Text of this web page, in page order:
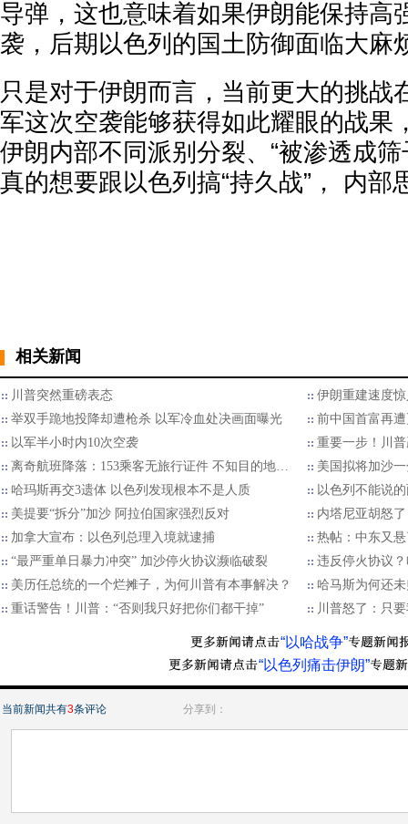
导弹，这也意味着如果伊朗能保持高
袭，后期以色列的国土防御面临大麻
只是对于伊朗而言，当前更大的挑
军这次空袭能够获得如此耀眼的战果
伊朗内部不同派别分裂、“被渗透成
真的想要跟以色列搞“持久战”， 内部
相关新闻
川普突然重磅表态
伊朗重建速度
举双手跪地投降却遭枪杀 以军冷血处决画面曝光
前中国首富再
以军半小时内10次空袭
重要一步！川
离奇航班降落：153乘客无旅行证件 不知目的地…
美国拟将加沙
哈玛斯再交3遗体 以色列发现根本不是人质
以色列不能说
美提要“拆分”加沙 阿拉伯国家强烈反对
内塔尼亚胡怒
加拿大宣布：以色列总理入境就逮捕
热帖：中东又
“最严重单日暴力冲突” 加沙停火协议濒临破裂
违反停火协议
美历任总统的一个烂摊子，为何川普有本事解决？
哈马斯为何还
重话警告！川普：“否则我只好把你们都干掉”
川普怒了：只
“以哈战争”
“以色列痛击伊朗”
当前新闻共有3条评论 分享到：